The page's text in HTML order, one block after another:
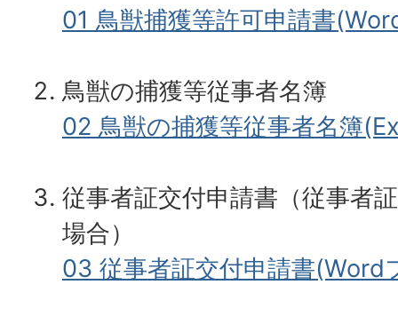
01 鳥獣捕獲等許可申請書
鳥獣の捕獲等従事者名簿
02 鳥獣の捕獲等従事者名簿
従事者証交付申請書（従事者
場合）
03 従事者証交付申請書(Word